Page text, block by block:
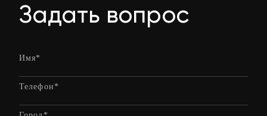
Задать вопрос